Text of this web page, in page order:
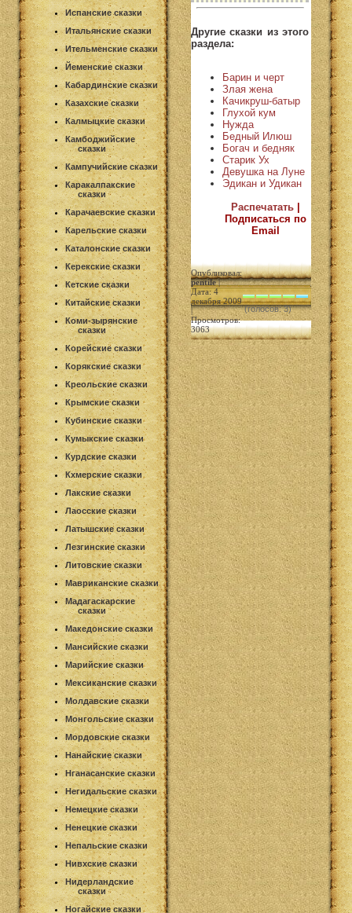
Испанские сказки
Итальянские сказки
Ительменские сказки
Йеменские сказки
Кабардинские сказки
Казахские сказки
Калмыцкие сказки
Камбоджийские
сказки
Кампучийские сказки
Каракалпакские
сказки
Карачаевские сказки
Карельские сказки
Каталонские сказки
Керекские сказки
Кетские сказки
Китайские сказки
Коми-зырянские
сказки
Корейские сказки
Корякские сказки
Креольские сказки
Крымские сказки
Кубинские сказки
Кумыкские сказки
Курдские сказки
Кхмерские сказки
Лакские сказки
Лаосские сказки
Латышские сказки
Лезгинские сказки
Литовские сказки
Мавриканские сказки
Мадагаскарские
сказки
Македонские сказки
Мансийские сказки
Марийские сказки
Мексиканские сказки
Молдавские сказки
Монгольские сказки
Мордовские сказки
Нанайские сказки
Нганасанские сказки
Негидальские сказки
Немецкие сказки
Ненецкие сказки
Непальские сказки
Нивхские сказки
Нидерландские
сказки
Ногайские сказки
Другие сказки из этого
раздела:
Барин и черт
Злая жена
Качикруш-батыр
Глухой кум
Нужда
Бедный Илюш
Богач и бедняк
Старик Ух
Девушка на Луне
Эдикан и Удикан
Распечатать
Подписаться по
Email
Опубликовал:
pentile|
Дата: 4
декабря 2009
|
Просмотров:
3063
(голосов: 3)